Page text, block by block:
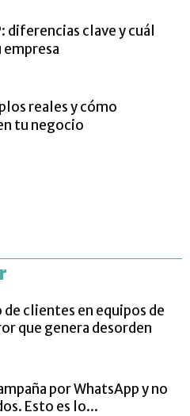
diferencias clave y cuál
reales y cómo
tu negocio
clientes en equipos de
que genera desorden
por WhatsApp y no
Esto es lo...